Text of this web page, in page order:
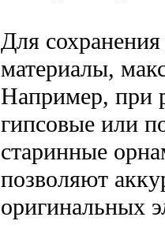
Для
материалы,
Например, при
гипсовые или
старинные
позволяют
оригинальных